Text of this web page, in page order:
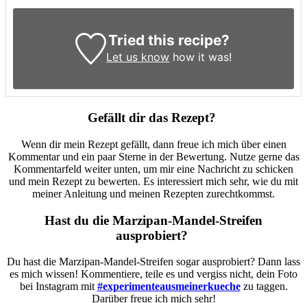
Tried this recipe?
Let us know how it was!
Gefällt dir das Rezept?
Wenn dir mein Rezept gefällt, dann freue ich mich über einen
Kommentar und ein paar Sterne in der Bewertung. Nutze gerne das
Kommentarfeld weiter unten, um mir eine Nachricht zu schicken
und mein Rezept zu bewerten. Es interessiert mich sehr, wie du mit
meiner Anleitung und meinen Rezepten zurechtkommst.
Hast du die Marzipan-Mandel-Streifen
ausprobiert?
Du hast die Marzipan-Mandel-Streifen sogar ausprobiert? Dann lass
es mich wissen! Kommentiere, teile es und vergiss nicht, dein Foto
bei Instagram mit#experimenteausmeinerkueche zu taggen.
Darüber freue ich mich sehr!